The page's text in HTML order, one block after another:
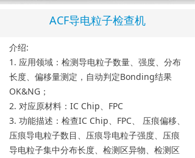
ACF导电粒子检查机
介绍:
1. 应用领域：检测导电粒子数量、强度、分布
长度、偏移量测定，自动判定Bonding结果
OK&NG；
2. 对应原材料：IC Chip、FPC
3. 功能描述：检查IC Chip、FPC、 压痕偏移、
压痕导电粒子数目、压痕导电粒子强度、压痕
导电粒子集中分布长度、检测区异物、检测区